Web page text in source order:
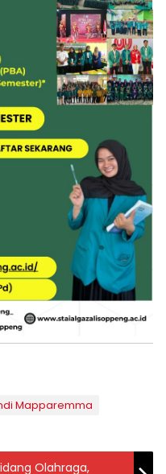
Mapparemma
Olahraga,